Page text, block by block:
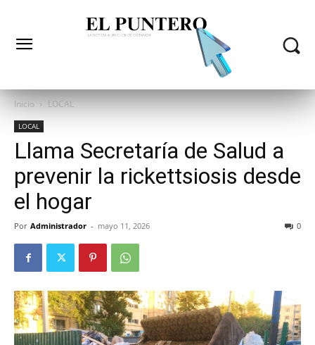
Inicio LOCAL
LOCAL
Llama Secretaría de Salud a
prevenir la rickettsiosis desde
el hogar
Por Administrador - mayo 11, 2026 0